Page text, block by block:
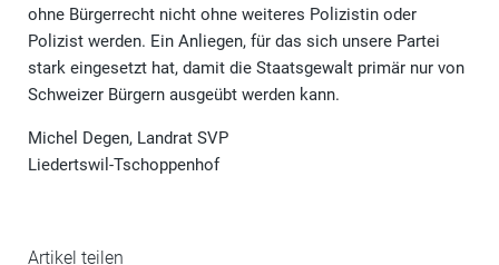
ohne Bürgerrecht nicht ohne weiteres Polizistin oder
Polizist werden. Ein Anliegen, für das sich unsere Partei
stark eingesetzt hat, damit die Staatsgewalt primär nur von
Schweizer Bürgern ausgeübt werden kann.
Michel Degen, Landrat SVP
Liedertswil-Tschoppenhof
Artikel teilen